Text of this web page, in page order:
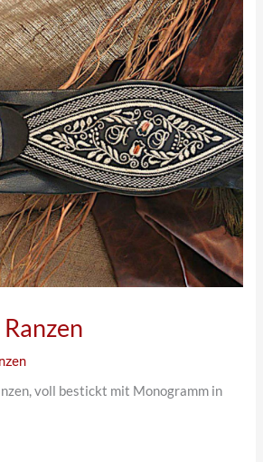
voll bestickt mit Monogramm in